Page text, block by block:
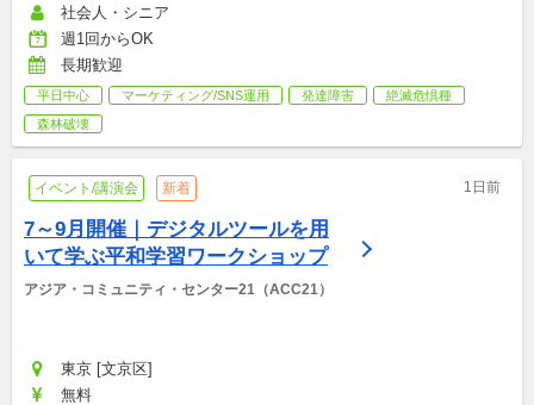
社会人・シニア
週1回からOK
長期歓迎
平日中心 マーケティング/SNS運用 発達障害
絶滅危惧種
森林破壊
イベント/講演会 新着 1日前
7～9月開催｜デジタルツールを用
いて学ぶ平和学習ワークショップ
アジア・コミュニティ・センター21（ACC21）
東京 [文京区]
無料